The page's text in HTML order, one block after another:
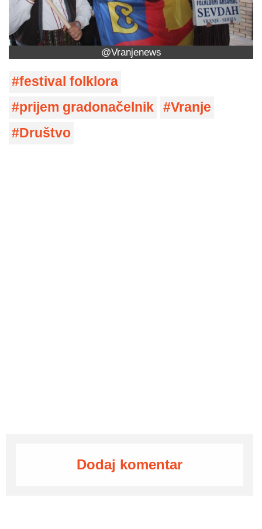
@Vranjenews
festival folklora
prijem gradonačelnik
Vranje
Društvo
Dodaj komentar